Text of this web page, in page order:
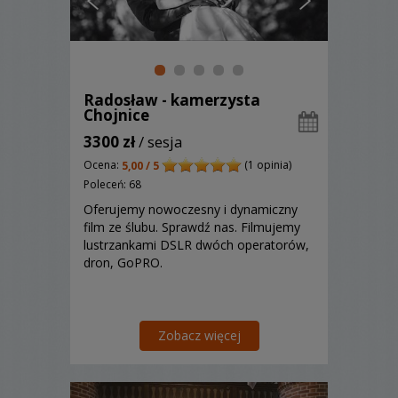
Radosław - kamerzysta
Chojnice
3300 zł/ sesja
Ocena: 5,00 / 5
(1 opinia)
Poleceń: 68
Oferujemy nowoczesny i dynamiczny
film ze ślubu. Sprawdź nas. Filmujemy
lustrzankami DSLR dwóch operatorów,
dron, GoPRO.
Zobacz więcej